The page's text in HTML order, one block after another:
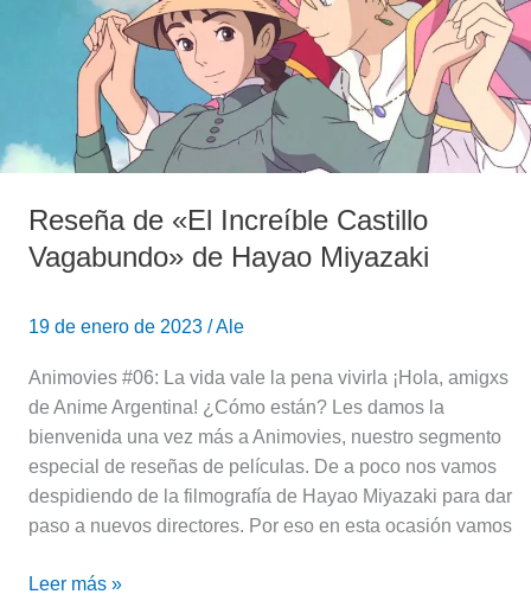
Reseña de «El Increíble Castillo
Vagabundo» de Hayao Miyazaki
19 de enero de 2023 /Ale
Animovies #06: La vida vale la pena vivirla ¡Hola, amigxs
de Anime Argentina! ¿Cómo están? Les damos la
bienvenida una vez más a Animovies, nuestro segmento
especial de reseñas de películas. De a poco nos vamos
despidiendo de la filmografía de Hayao Miyazaki para dar
paso a nuevos directores. Por eso en esta ocasión vamos
Vagabundo»
Miyazaki
Leer más »